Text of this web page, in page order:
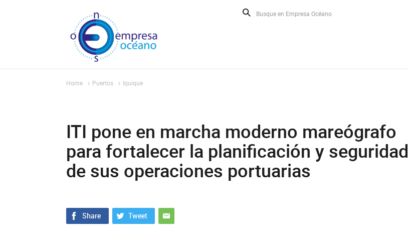
Home Puertos Iquique
ITI pone en marcha moderno mareógrafo
para fortalecer la planificación y seguridad
de sus operaciones portuarias